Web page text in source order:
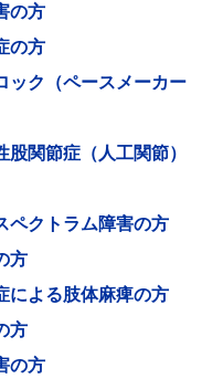
の方
の方
ク（ペースメーカー
関節症（人工関節）
クトラム障害の方
方
よる肢体麻痺の方
方
の方